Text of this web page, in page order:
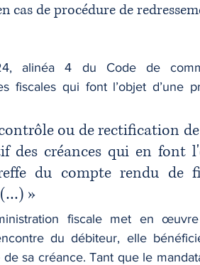
cas de procédure de
alinéa 4 du Code de
fiscales qui font l’objet d’une
ou de rectification
des créances qui en font
du compte rendu de
»
fiscale met en
du débiteur, elle
sa créance. Tant que le